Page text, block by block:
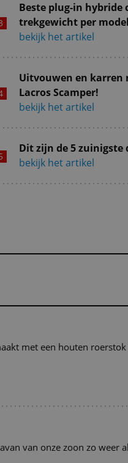
Beste plug-in hybride
trekgewicht per model
bekijk het artikel
Uitvouwen en karren
Lacros Scamper!
bekijk het artikel
Dit zijn de 5 zuinigste
bekijk het artikel
met een houten
van onze zoon zo weer